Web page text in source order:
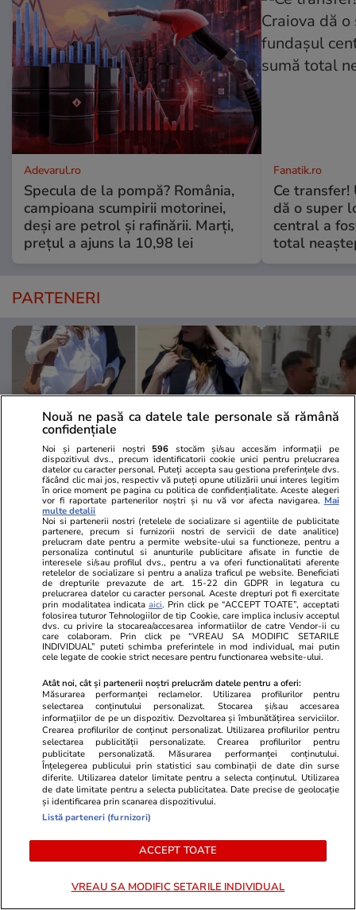
Adevarul.ro
Specula de la pompă? România,
campioana scumpirii motorinei,
deși are petrol și rafinării. Marți,
prețul a ajuns la 10,98 lei
Fanatik.ro
Ce transfer!
dă o super
central a
total
PARTENERI
Elle.ro
A ținut secret faptul că este
însărcinată însă imaginile au ajuns
pe internet! Vedeta a fost
surprinsă pe stradă, iar burtica de
gravidă dovedește că va deveni în
curând mamă
Unica.ro
Mirabela
flancată de
aflat
de Apel
MONDEN
Stiri Mondene 13:30
Vedete din România care și-au
găsit iubirea după 50 de ani.
Cine și-a refăcut viața când
puțini se mai așteptau
Stiri Mondene
Nouă ne pasă ca datele tale personale să rămână
confidențiale
Noi și partenerii noștri 596 stocăm și/sau accesăm informații pe
dispozitivul dvs., precum identificatorii cookie unici pentru prelucrarea
datelor cu caracter personal. Puteți accepta sau gestiona preferințele dvs.
făcând clic mai jos, respectiv vă puteți opune utilizării unui interes legitim
în orice moment pe pagina cu politica de confidențialitate. Aceste alegeri
vor fi raportate partenerilor noștri și nu vă vor afecta navigarea. Mai
multe detalii
Noi si partenerii nostri (retelele de socializare si agentiile de publicitate
partenere, precum si furnizorii nostri de servicii de date analitice)
prelucram date pentru a permite website-ului sa functioneze, pentru a
personaliza continutul si anunturile publicitare afisate in functie de
interesele si/sau profilul dvs., pentru a va oferi functionalitati aferente
retelelor de socializare si pentru a analiza traficul pe website. Beneficiati
de drepturile prevazute de art. 15-22 din GDPR in legatura cu
prelucrarea datelor cu caracter personal. Aceste drepturi pot fi exercitate
prin modalitatea indicataaici. Prin click pe “ACCEPT TOATE”, acceptati
folosirea tuturor Tehnologiilor de tip Cookie, care implica inclusiv acceptul
dvs. cu privire la stocarea/accesarea informatiilor de catre Vendor-ii cu
care colaboram. Prin click pe “VREAU SA MODIFIC SETARILE
INDIVIDUAL” puteti schimba preferintele in mod individual, mai putin
cele legate de cookie strict necesare pentru functionarea website-ului.
Atât noi, cât și partenerii noștri prelucrăm datele pentru a oferi:
Măsurarea performanței reclamelor. Utilizarea profilurilor pentru
selectarea conținutului personalizat. Stocarea și/sau accesarea
informațiilor de pe un dispozitiv. Dezvoltarea și îmbunătățirea serviciilor.
Crearea profilurilor de conținut personalizat. Utilizarea profilurilor pentru
selectarea publicității personalizate. Crearea profilurilor pentru
publicitate personalizată. Măsurarea performanței conținutului.
Înțelegerea publicului prin statistici sau combinații de date din surse
diferite. Utilizarea datelor limitate pentru a selecta conținutul. Utilizarea
de date limitate pentru a selecta publicitatea. Date precise de geolocație
și identificarea prin scanarea dispozitivului.
Listă parteneri (furnizori)
ACCEPT TOATE
VREAU SA MODIFIC SETARILE INDIVIDUAL